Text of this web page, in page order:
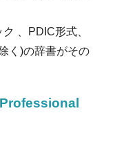
、PDIC形式、
く)の辞書がその